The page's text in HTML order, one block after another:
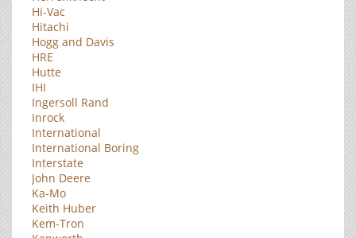
Hi-Vac
Hitachi
Hogg and Davis
HRE
Hutte
IHI
Ingersoll Rand
Inrock
International
International Boring
Interstate
John Deere
Ka-Mo
Keith Huber
Kem-Tron